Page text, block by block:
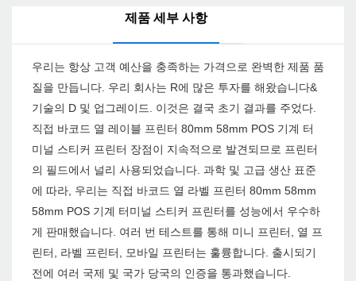
제품 세부 사항
우리는 항상 고객 예산을 충족하는 가격으로 완벽한 제품 품
질을 만듭니다. 우리 회사는 R에 많은 투자를 해왔습니다&
기술의 D 및 업그레이드. 이것은 결국 초기 결과를 주었다.
직접 바코드 열 레이블 프린터 80mm 58mm POS 기계 터
미널 스티커 프린터 장점이 지속적으로 발견되므로 프린터
의 필드에서 널리 사용되었습니다. 과학 및 고급 생산 표준
에 따라, 우리는 직접 바코드 열 라벨 프린터 80mm 58mm
58mm POS 기계 터미널 스티커 프린터를 성능에서 우수하
게 판매했습니다. 여러 번 테스트를 통해 미니 프린터, 열 프
린터, 라벨 프린터, 모바일 프린터는 훌륭합니다. 출시되기
전에 여러 국제 및 국가 당국의 인증을 통과했습니다.